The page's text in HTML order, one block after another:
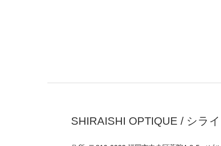
SHIRAISHI OPTIQUE / シラ